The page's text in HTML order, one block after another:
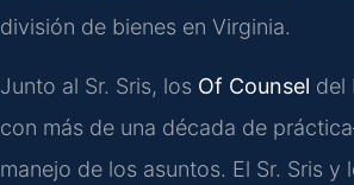
división de bienes en Virginia.
Junto al Sr. Sris, los Of Counsel del
con más de una década de
manejo de los asuntos. El Sr. Sris y